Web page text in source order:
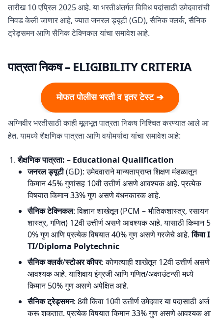
तारीख 10 एप्रिल 2025 आहे. या भरतीअंतर्गत विविध पदांसाठी उमेदवारांची
निवड केली जाणार आहे, ज्यात जनरल ड्यूटी (GD), सैनिक क्लर्क, सैनिक
ट्रेड्समन आणि सैनिक टेक्निकल यांचा समावेश आहे.
पात्रता निकष– ELIGIBILITY CRITERIA
मोफत पोलीस भरती व इतर टेस्ट ➔
अग्निवीर भरतीसाठी काही मूलभूत पात्रता निकष निश्चित करण्यात आले आ
हेत. यामध्ये शैक्षणिक पात्रता आणि वयोमर्यादा यांचा समावेश आहे:
शैक्षणिक पात्रता: – Educational Qualification
जनरल ड्यूटी(GD): उमेदवाराने मान्यताप्राप्त शिक्षण मंडळातून
किमान 45% गुणांसह 10वी उत्तीर्ण असणे आवश्यक आहे. प्रत्येक
विषयात किमान 33% गुण असणे बंधनकारक आहे.
सैनिक टेक्निकल: विज्ञान शाखेतून (PCM – भौतिकशास्त्र, रसायन
शास्त्र, गणित) 12वी उत्तीर्ण असणे आवश्यक आहे. यासाठी किमान 5
0% गुण आणि प्रत्येक विषयात 40% गुण असणे गरजेचे आहे.किंवा I
TI/Diploma Polytechnic
सैनिक क्लर्क/स्टोअर कीपर: कोणत्याही शाखेतून 12वी उत्तीर्ण असणे
आवश्यक आहे. याशिवाय इंग्रजी आणि गणित/अकाउंटन्सी मध्ये
किमान 50% गुण असणे अपेक्षित आहे.
सैनिक ट्रेड्समन: 8वी किंवा 10वी उत्तीर्ण उमेदवार या पदासाठी अर्ज
करू शकतात. प्रत्येक विषयात किमान 33% गुण असणे आवश्यक आ